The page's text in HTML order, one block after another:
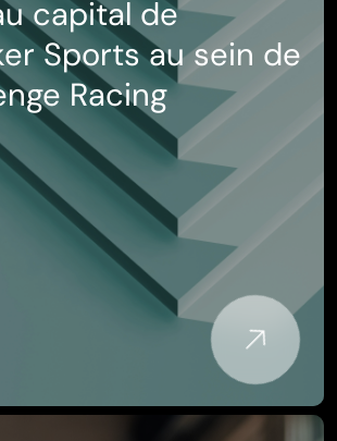
capital de
Sports au sein de
Racing